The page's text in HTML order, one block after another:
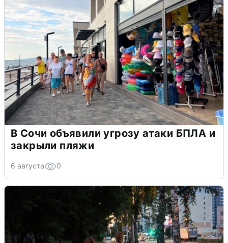
В Сочи объявили угрозу атаки БПЛА и
закрыли пляжи
6 августа 0